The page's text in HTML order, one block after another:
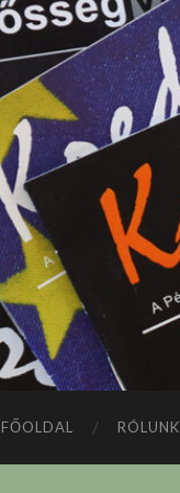
FŐOLDAL RÓLUNK